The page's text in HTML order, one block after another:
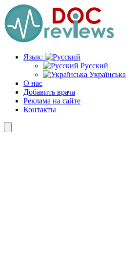
Перейти
к
содержимому
Язык:
Русский
Українська
О нас
Добавить врача
Реклама на сайте
Контакты